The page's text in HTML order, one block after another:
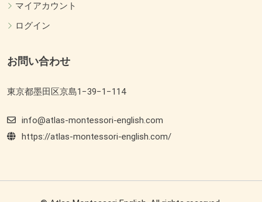
マイアカウント
ログイン
お問い合わせ
東京都墨田区京島1−39−1−114
info@atlas-montessori-english.com
https://atlas-montessori-english.com/